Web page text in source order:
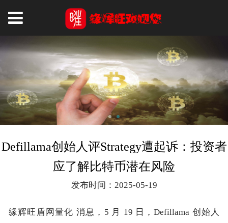
Defillama创始人评Strategy遭起诉：投资者
应了解比特币潜在风险
发布时间：2025-05-19
缘辉旺盾网量化 消息，5 月 19 日，Defillama 创始人